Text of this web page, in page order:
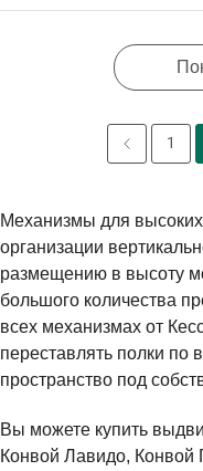
1
Механизмы для
организации
размещению в высоту
большого количества
всех механизмах от
переставлять полки по
пространство под
Вы можете купить
Конвой Лавидо,